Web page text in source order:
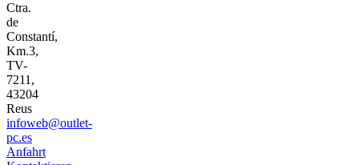
Ctra.
de
Constantí,
Km.3,
TV-
7211,
43204
Reus
infoweb@outlet-
pc.es
Anfahrt